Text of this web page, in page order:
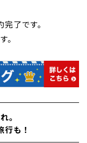
了です。
。
。
も！